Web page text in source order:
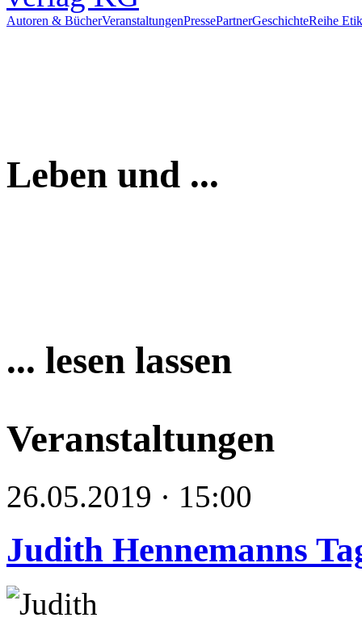
Autoren & BücherVeranstaltungenPressePartnerGeschichteReihe
Leben und ...
... lesen lassen
Veranstaltungen
26.05.2019 · 15:00
Judith Hennemanns